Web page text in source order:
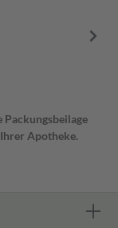
Packungsbeilage
Apotheke.